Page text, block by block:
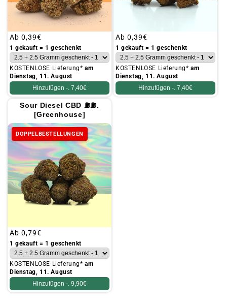
Üblicher
Preis
Ab 0,39€
1 gekauft = 1 geschenkt
KOSTENLOSE Lieferung*am
Dienstag, 11. August
Hinzufügen -. 7,40€
Üblicher
Preis
Ab 0,39€
1 gekauft = 1 geschenkt
KOSTENLOSE Lieferung*am
Dienstag, 11. August
Hinzufügen -. 7,40€
Sour Diesel CBD ⛽⛽.
[Greenhouse]
DOPPELBESTELLUNGEN
Üblicher
Preis
Ab 0,79€
1 gekauft = 1 geschenkt
KOSTENLOSE Lieferung*am
Dienstag, 11. August
Hinzufügen -. 9,90€